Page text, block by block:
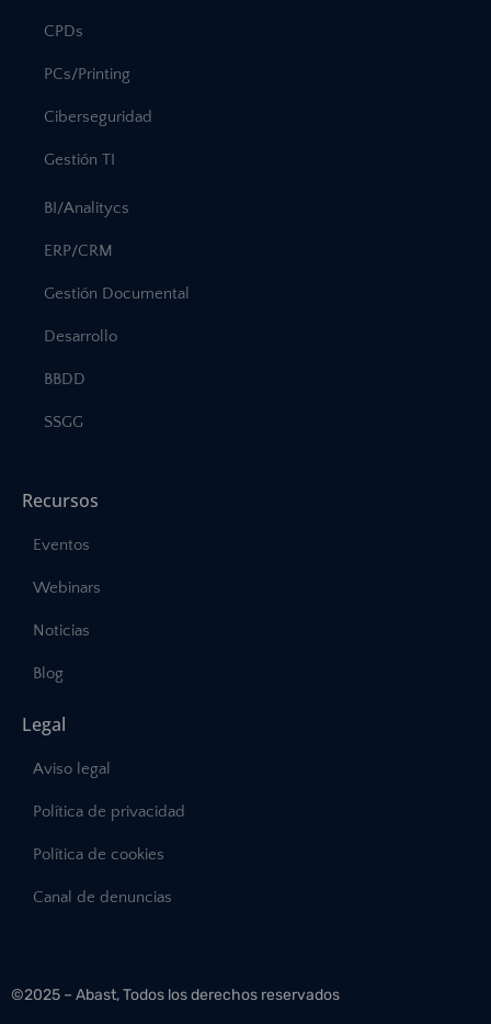
CPDs
PCs/Printing
Ciberseguridad
Gestión TI
BI/Analitycs
ERP/CRM
Gestión Documental
Desarrollo
BBDD
SSGG
Recursos
Eventos
Webinars
Noticias
Blog
Legal
Aviso legal
Política de privacidad
Política de cookies
Canal de denuncias
©2025 – Abast, Todos los derechos reservados